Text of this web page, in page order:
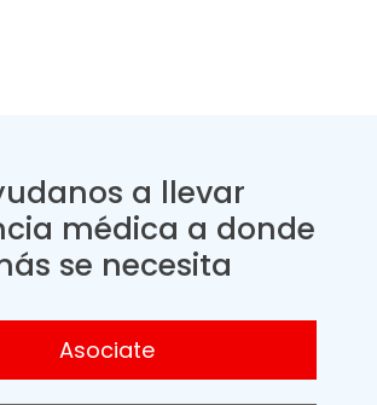
a llevar
médica a donde
se necesita
Asociate